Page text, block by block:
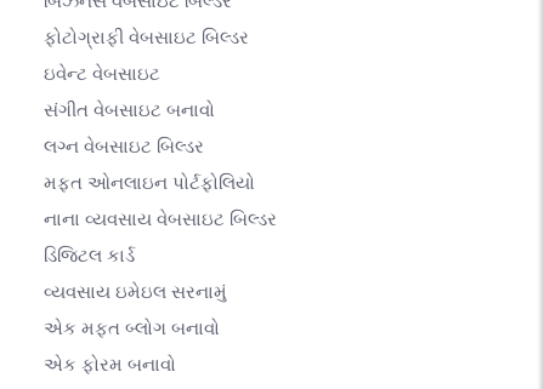
ફોટોગ્રાફી વેબસાઇટ બિલ્ડર
ઇવેન્ટ વેબસાઇટ
સંગીત વેબસાઇટ બનાવો
લગ્ન વેબસાઇટ બિલ્ડર
મફત ઓનલાઇન પોર્ટફોલિયો
નાના વ્યવસાય વેબસાઇટ બિલ્ડર
ડિજિટલ કાર્ડ
વ્યવસાય ઇમેઇલ સરનામું
એક મફત બ્લોગ બનાવો
એક ફોરમ બનાવો